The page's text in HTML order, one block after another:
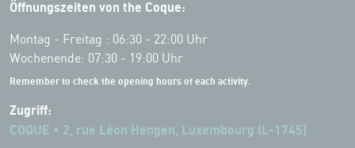
Öffnungszeiten von the Coque:
Montag - Freitag : 06:30 - 22:00 Uhr
Wochenende: 07:30 - 19:00 Uhr
Remember to check the opening hours of each activity.
Zugriff:
COQUE • 2, rue Léon Hengen, Luxembourg (L-1745)